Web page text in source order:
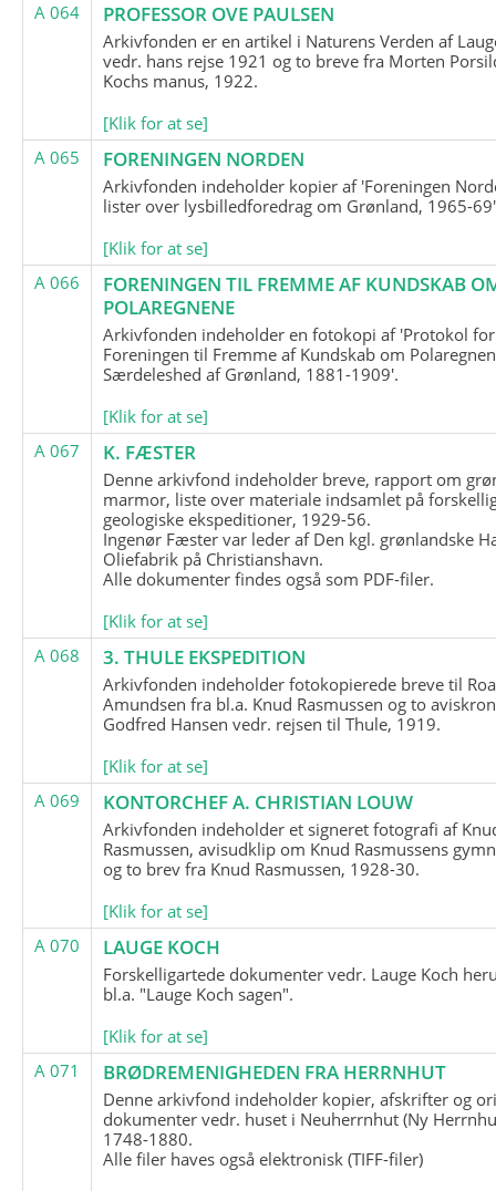
A 064 PROFESSOR OVE PAULSEN
Arkivfonden er en artikel i Naturens Verden af
vedr. hans rejse 1921 og to breve fra Morten
Kochs manus, 1922.
[Klik for at se]
A 065
FORENINGEN NORDEN
Arkivfonden indeholder kopier af 'Foreningen
lister over lysbilledforedrag om Grønland, 1965-
[Klik for at se]
A 066
FORENINGEN TIL FREMME AF KUNDSKAB
POLAREGNENE
Arkivfonden indeholder en fotokopi af 'Protokol for
Foreningen til Fremme af Kundskab om
Særdeleshed af Grønland, 1881-1909'.
[Klik for at se]
A 067
K. FÆSTER
Denne arkivfond indeholder breve, rapport om
marmor, liste over materiale indsamlet på
geologiske ekspeditioner, 1929-56.
Ingenør Fæster var leder af Den kgl. grønlandske
Oliefabrik på Christianshavn.
Alle dokumenter findes også som PDF-filer.
[Klik for at se]
A 068
3. THULE EKSPEDITION
Arkivfonden indeholder fotokopierede breve til
Amundsen fra bl.a. Knud Rasmussen og to
Godfred Hansen vedr. rejsen til Thule, 1919.
[Klik for at se]
A 069
KONTORCHEF A. CHRISTIAN LOUW
Arkivfonden indeholder et signeret fotografi af
Rasmussen, avisudklip om Knud Rasmussens
og to brev fra Knud Rasmussen, 1928-30.
[Klik for at se]
A 070
LAUGE KOCH
Forskelligartede dokumenter vedr. Lauge Koch
bl.a. "Lauge Koch sagen".
[Klik for at se]
A 071
BRØDREMENIGHEDEN FRA HERRNHUT
Denne arkivfond indeholder kopier, afskrifter og
dokumenter vedr. huset i Neuherrnhut (Ny
1748-1880.
Alle filer haves også elektronisk (TIFF-filer)